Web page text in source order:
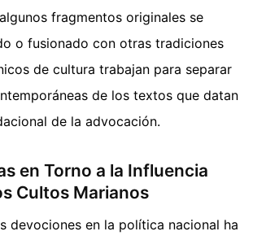
fragmentos originales se
o fusionado con otras tradiciones
de cultura trabajan para separar
de los textos que datan
de la advocación.
en Torno a la Influencia
Cultos Marianos
devociones en la política nacional ha